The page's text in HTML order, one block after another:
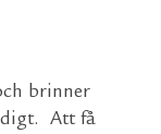
brinner
Att få